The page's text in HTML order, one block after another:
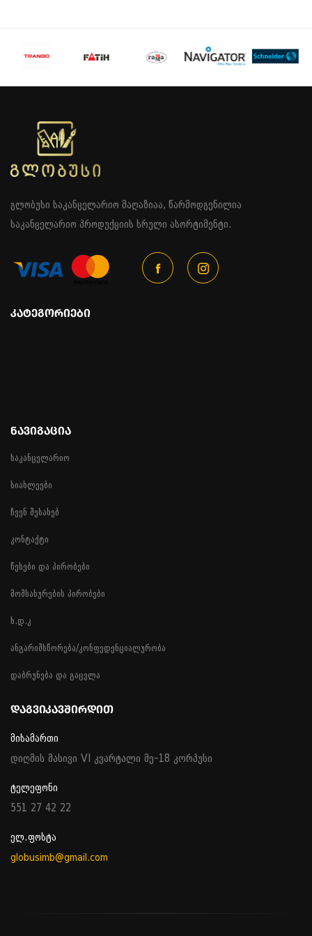
გლობუსი საკანცელარიო მაღაზიაა, წარმოდგენილია
საკანცელარიო პროდუქციის სრული ასორტიმენტი.
ᲙᲐᲢᲔᲒᲝᲠᲘᲔᲑᲘ
ᲜᲐᲕᲘᲒᲐᲪᲘᲐ
საკანცელარიო
სიახლეები
ჩვენ შესახებ
კონტაქტი
წესები და პირობები
მომსახურების პირობები
ხ.დ.კ
ანგარიშსწორება/კონფედენციალურობა
დაბრუნება და გაცვლა
ᲓᲐᲒᲕᲘᲙᲐᲕᲨᲘᲠᲓᲘᲗ
მისამართი
დიღმის მასივი VI კვარტალი მე-18 კორპუსი
ტელეფონი
551 27 42 22
ელ.ფოსტა
globusimb@gmail.com